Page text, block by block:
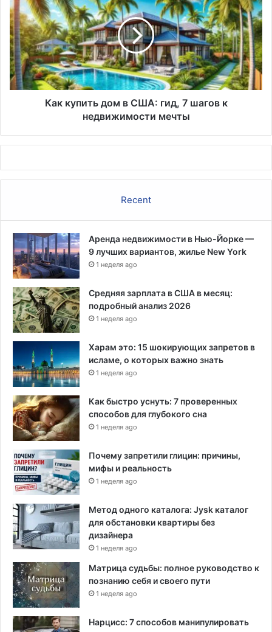
дом
в
США:
гид,
7
шагов
к
недвижимостиКак купить дом в США: гид, 7 шагов к
недвижимости мечты
Recent
Аренда недвижимости в Нью-Йорке —
9 лучших вариантов, жилье New York
1 неделя ago
Средняя зарплата в США в месяц:
подробный анализ 2026
1 неделя ago
Харам это: 15 шокирующих запретов в
исламе, о которых важно знать
1 неделя ago
Как быстро уснуть: 7 проверенных
способов для глубокого сна
1 неделя ago
Почему запретили глицин: причины,
мифы и реальность
1 неделя ago
Метод одного каталога: Jysk каталог
для обстановки квартиры без
дизайнера
1 неделя ago
Матрица судьбы: полное руководство к
познанию себя и своего пути
1 неделя ago
Нарцисс: 7 способов манипулировать